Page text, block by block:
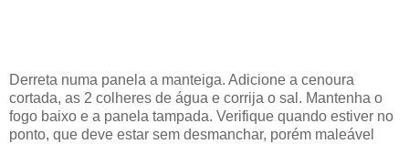
Derreta numa panela a manteiga. Adicione a cenoura
cortada, as 2 colheres de água e corrija o sal. Mantenha o
fogo baixo e a panela tampada. Verifique quando estiver no
ponto, que deve estar sem desmanchar, porém maleável